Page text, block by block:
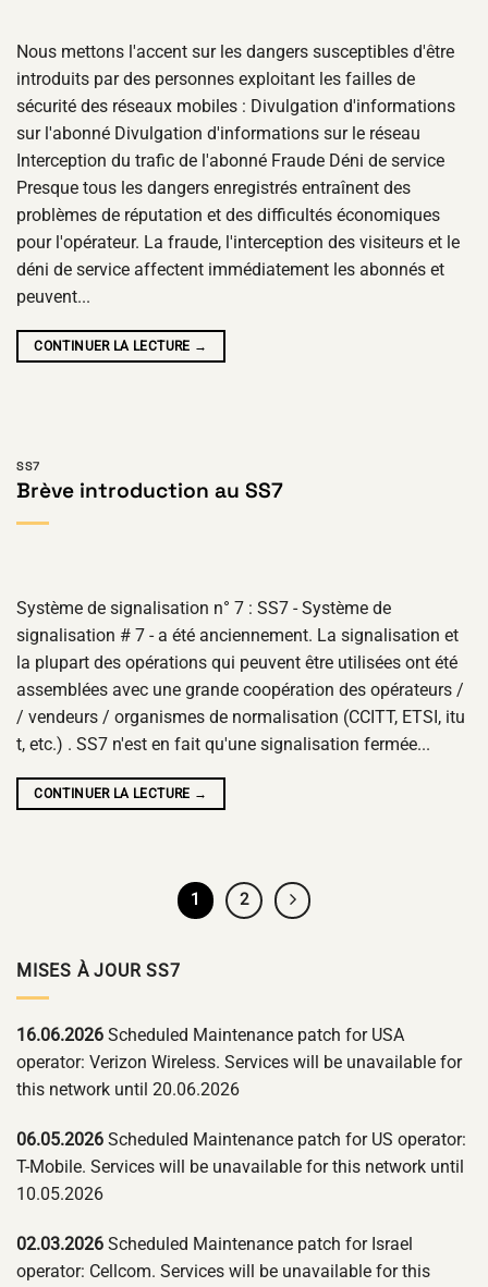
Nous mettons l'accent sur les dangers susceptibles d'être
introduits par des personnes exploitant les failles de
sécurité des réseaux mobiles : Divulgation d'informations
sur l'abonné Divulgation d'informations sur le réseau
Interception du trafic de l'abonné Fraude Déni de service
Presque tous les dangers enregistrés entraînent des
problèmes de réputation et des difficultés économiques
pour l'opérateur. La fraude, l'interception des visiteurs et le
déni de service affectent immédiatement les abonnés et
peuvent...
CONTINUER LA LECTURE →
SS7
Brève introduction au SS7
Système de signalisation n° 7 : SS7 - Système de
signalisation # 7 - a été anciennement. La signalisation et
la plupart des opérations qui peuvent être utilisées ont été
assemblées avec une grande coopération des opérateurs /
/ vendeurs / organismes de normalisation (CCITT, ETSI, itu
t, etc.) . SS7 n'est en fait qu'une signalisation fermée...
CONTINUER LA LECTURE →
1 2
MISES À JOUR SS7
16.06.2026 Scheduled Maintenance patch for USA
operator: Verizon Wireless. Services will be unavailable for
this network until 20.06.2026
06.05.2026 Scheduled Maintenance patch for US operator:
T-Mobile. Services will be unavailable for this network until
10.05.2026
02.03.2026 Scheduled Maintenance patch for Israel
operator: Cellcom. Services will be unavailable for this